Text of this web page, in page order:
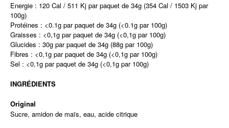
Energie : 120 Cal / 511 Kj par paquet de 34g (354 Cal / 1503 Kj par
100g)
Protéines : <0.1g par paquet de 34g (<0.1g par 100g)
Graisses : <0,1g par paquet de 34g (<0,1g par 100g)
Glucides : 30g par paquet de 34g (88g par 100g)
Fibres : <0,1g par paquet de 34g (<0,1g par 100g)
Sel : <0,1g par paquet de 34g (<0,1g par 100g)
INGRÉDIENTS
Original
Sucre, amidon de maïs, eau, acide citrique